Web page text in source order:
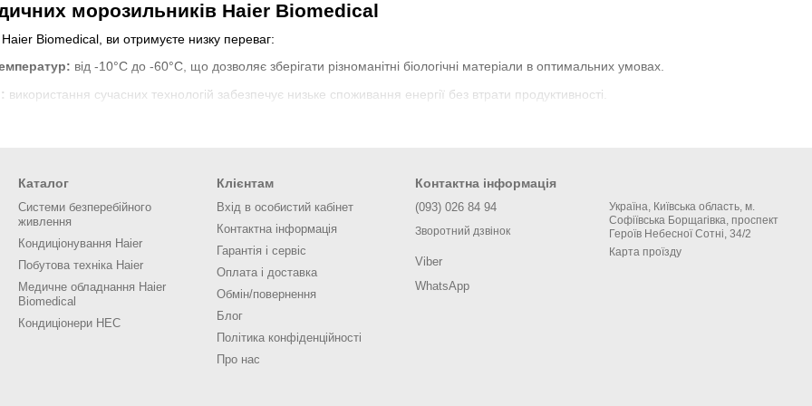
морозильників Haier Biomedical
Biomedical, ви отримуєте низку переваг:
від -10°C до -60°C, що дозволяє зберігати різноманітні біологічні матеріали в оптимальних умовах.
використання сучасних технологій забезпечує низьке споживання енергії без втрати продуктивності.
моделей для ваших потреб
широкий асортимент морозильників для різних застосувань:
системою охолодження, ці моделі є енергоефективними та екологічно безпечними. Доступні об'єми: 138, 258 та 388 літрів.
розморожування забезпечують надійний температурний контроль. Доступні об'єми: 92, 262, 278 та 568 літрів.
Каталог
Системи безперебійного
живлення
Кондиціонування Haier
Побутова техніка Haier
Медичне обладнання Haier
Biomedical
Кондиціонери HEC
Клієнтам
Вхід в особистий кабінет
Контактна інформація
Гарантія і сервіс
Оплата і доставка
Обмін/повернення
Блог
Політика конфіденційності
Про нас
Контактна інформація
(093) 026 84 94
Зворотний дзвінок
Viber
WhatsApp
Україна, Київська область, м.
Софіївська Борщагівка, проспект
Героїв Небесної Сотні, 34/2
Карта проїзду